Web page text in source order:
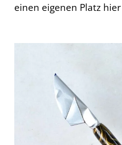
einen eigenen Platz